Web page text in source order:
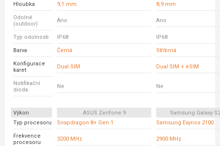
Hloubka 9,1 mm 8,9 mm
Odolné
(outdoor)
Ano Ano
Typ odolnosti IP68 IP68
Barva Černá Stříbrná
Konfigurace
karet
Dual SIM Dual SIM + eSIM
Notifikační
dioda
Ne Ne
Výkon ASUS Zenfone 9
Samsung Galaxy
Typ procesoru
Snapdragon 8+ Gen 1 Samsung Exynos 2100
Frekvence
procesoru
3200 MHz 2900 MHz